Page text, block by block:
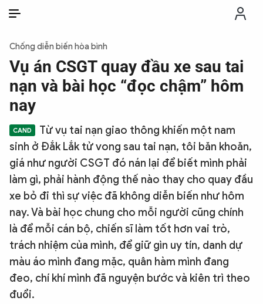
THỜI SỰ
CHỐNG DIỄN BIẾN HÒA BÌNH
CÔNG AN TRONG LÒNG DÂN
XÃ HỘI
CÔNG NGHỆ
QUỐC TẾ
Chống diễn biến hòa bình
Vụ án CSGT quay đầu xe sau tai
nạn và bài học “đọc chậm” hôm
nay
Từ vụ tai nạn giao thông khiến một nam
sinh ở Đắk Lắk tử vong sau tai nạn, tôi băn khoăn,
giá như người CSGT đó nán lại để biết mình phải
làm gì, phải hành động thế nào thay cho quay đầu
xe bỏ đi thì sự việc đã không diễn biến như hôm
nay. Và bài học chung cho mỗi người cũng chính
là để mỗi cán bộ, chiến sĩ làm tốt hơn vai trò,
trách nhiệm của mình, để giữ gìn uy tín, danh dự
màu áo mình đang mặc, quân hàm mình đang
đeo, chí khí mình đã nguyện bước và kiên trì theo
đuổi.